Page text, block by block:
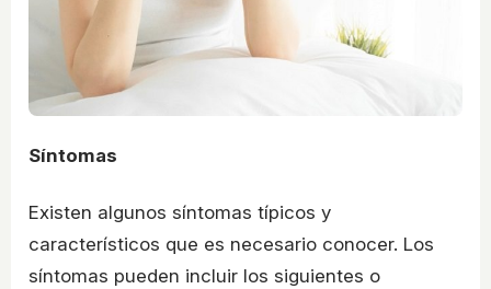
Síntomas
Existen algunos síntomas típicos y
característicos que es necesario conocer. Los
síntomas pueden incluir los siguientes o